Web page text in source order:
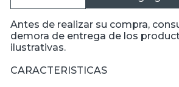
Antes de realizar su compra,
demora de entrega de los
ilustrativas.
CARACTERISTICAS